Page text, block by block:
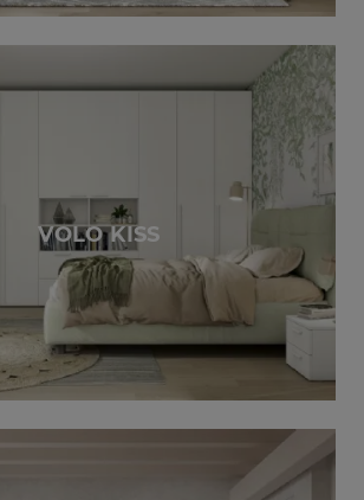
VOLO KISS